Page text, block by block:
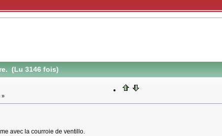
(Lu 3146 fois)
»
avec la courroie de ventillo.